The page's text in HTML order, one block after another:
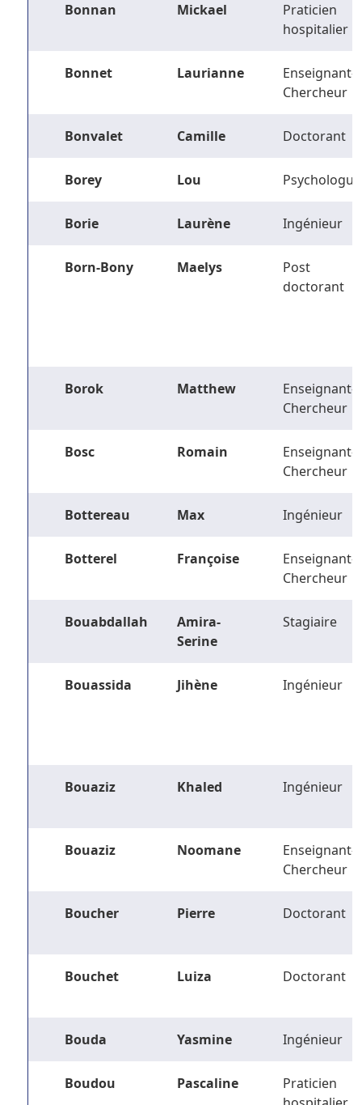
Bonnan Mickael
Praticien
hospitalier
Bonnet Laurianne
Enseignant-
Chercheur
Bonvalet Camille Doctorant
Borey Lou Psychologue
Borie Laurène Ingénieur
Born-Bony Maelys
Post
doctorant
Borok Matthew
Enseignant-
Chercheur
Bosc Romain
Enseignant-
Chercheur
Bottereau Max Ingénieur
Botterel Françoise
Enseignant-
Chercheur
Bouabdallah
Amira-
Serine
Stagiaire
Bouassida Jihène Ingénieur
Bouaziz Khaled Ingénieur
Bouaziz Noomane
Enseignant-
Chercheur
Boucher Pierre Doctorant
Bouchet Luiza Doctorant
Bouda Yasmine Ingénieur
Boudou Pascaline
Praticien